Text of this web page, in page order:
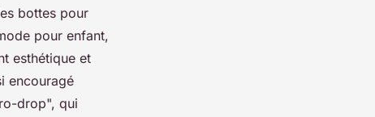
bottes pour
pour enfant,
esthétique et
encouragé
drop", qui